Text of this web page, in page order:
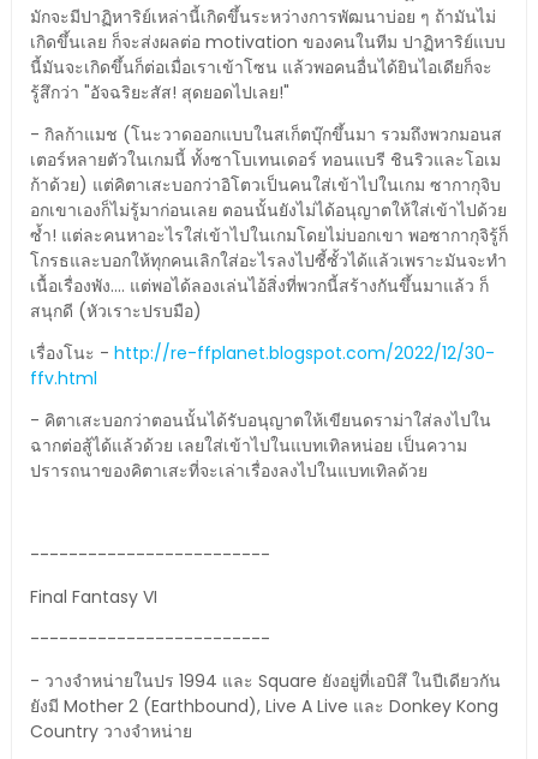
มักจะมีปาฏิหาริย์เหล่านี้เกิดขึ้นระหว่างการพัฒนาบ่อย ๆ ถ้ามันไม่
เกิดขึ้นเลย ก็จะส่งผลต่อ motivation ของคนในทีม ปาฏิหาริย์แบบ
นี้มันจะเกิดขึ้นก็ต่อเมื่อเราเข้าโซน แล้วพอคนอื่นได้ยินไอเดียก็จะ
รู้สึกว่า "อัจฉริยะสัส! สุดยอดไปเลย!"
- กิลก้าแมช (โนะวาดออกแบบในสเก็ตบุ๊กขึ้นมา รวมถึงพวกมอนส
เตอร์หลายตัวในเกมนี้ ทั้งซาโบเทนเดอร์ ทอนแบรี ชินริวและโอเม
ก้าด้วย) แต่คิตาเสะบอกว่าอิโตวเป็นคนใส่เข้าไปในเกม ซากากุจิบ
อกเขาเองก็ไม่รู้มาก่อนเลย ตอนนั้นยังไม่ได้อนุญาตให้ใส่เข้าไปด้วย
ซ้ำ! แต่ละคนหาอะไรใส่เข้าไปในเกมโดยไม่บอกเขา พอซากากุจิรู้ก็
โกรธและบอกให้ทุกคนเลิกใส่อะไรลงไปซี้ซั้วได้แล้วเพราะมันจะทำ
เนื้อเรื่องพัง.... แต่พอได้ลองเล่นไอ้สิ่งที่พวกนี้สร้างกันขึ้นมาแล้ว ก็
สนุกดี (หัวเราะปรบมือ)
เรื่องโนะ - http://re-ffplanet.blogspot.com/2022/12/30-
ffv.html
- คิตาเสะบอกว่าตอนนั้นได้รับอนุญาตให้เขียนดราม่าใส่ลงไปใน
ฉากต่อสู้ได้แล้วด้วย เลยใส่เข้าไปในแบทเทิลหน่อย เป็นความ
ปรารถนาของคิตาเสะที่จะเล่าเรื่องลงไปในแบทเทิลด้วย
-------------------------
Final Fantasy VI
-------------------------
- วางจำหน่ายในปร 1994 และ Square ยังอยู่ที่เอบิสึ ในปีเดียวกัน
ยังมี Mother 2 (Earthbound), Live A Live และ Donkey Kong
Country วางจำหน่าย